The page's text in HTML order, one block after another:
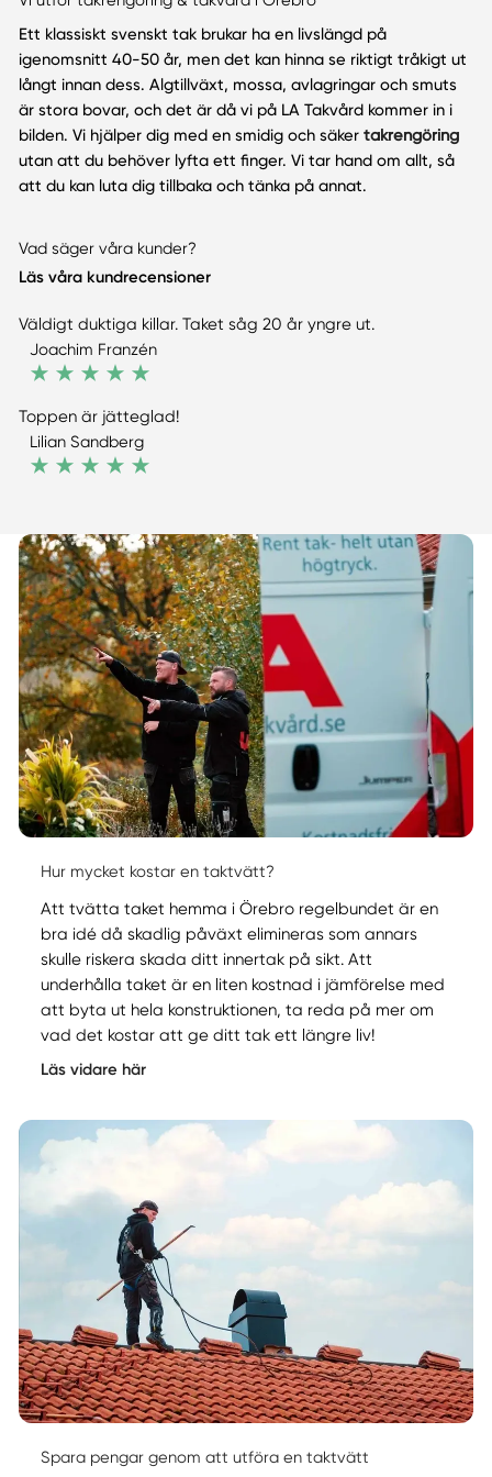
Ett klassiskt svenskt tak brukar ha en livslängd på
igenomsnitt 40-50 år, men det kan hinna se riktigt tråkigt ut
långt innan dess. Algtillväxt, mossa, avlagringar och smuts
är stora bovar, och det är då vi på LA Takvård kommer in i
bilden. Vi hjälper dig med en smidig och säker takrengöring
utan att du behöver lyfta ett finger. Vi tar hand om allt, så
att du kan luta dig tillbaka och tänka på annat.
Vad säger våra kunder?
Läs våra kundrecensioner
Väldigt duktiga killar. Taket såg 20 år yngre ut.
Joachim Franzén
Toppen är jätteglad!
Lilian Sandberg
Hur mycket kostar en taktvätt?
Att tvätta taket hemma i Örebro regelbundet är en
bra idé då skadlig påväxt elimineras som annars
skulle riskera skada ditt innertak på sikt. Att
underhålla taket är en liten kostnad i jämförelse med
att byta ut hela konstruktionen, ta reda på mer om
vad det kostar att ge ditt tak ett längre liv!
Läs vidare här
Spara pengar genom att utföra en taktvätt